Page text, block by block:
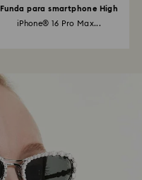
Funda para smartphone High
iPhone® 16 Pro Max...